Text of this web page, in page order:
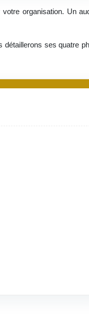
organisation. Un
détaillerons ses quatre